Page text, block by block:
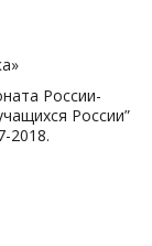
России-
России”
2018.